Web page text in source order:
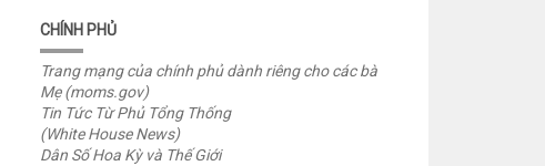
CHÍNH PHỦ
Trang mạng của chính phủ dành riêng cho các bà
Mẹ (moms.gov)
Tin Tức Từ Phủ Tổng Thống
(White House News)
Dân Số Hoa Kỳ và Thế Giới